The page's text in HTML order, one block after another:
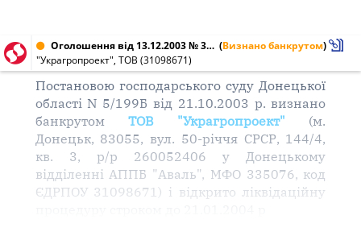
Оголошення від 13.12.2003 № 31098671 (Визнано банкрутом)
"Украгропроект", ТОВ (31098671)
Постановою господарського суду Донецької
області N 5/199Б від 21.10.2003 р. визнано
банкрутом ТОВ "Украгропроект" (м.
Донецьк, 83055, вул. 50-річчя СРСР, 144/4,
кв. 3, р/р 260052406 у Донецькому
відділенні АППБ "Аваль", МФО 335076, код
ЄДРПОУ 31098671) і відкрито ліквідаційну